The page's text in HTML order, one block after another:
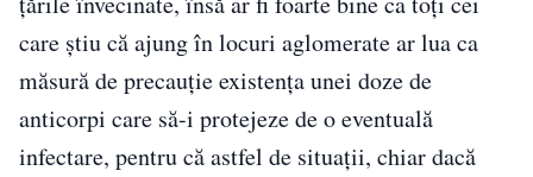
care ştiu că ajung în locuri aglomerate ar lua ca
măsură de precauţie existenţa unei doze de
anticorpi care să-i protejeze de o eventuală
infectare, pentru că astfel de situaţii, chiar dacă